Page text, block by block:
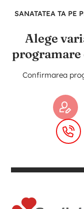
SANATATEA TA PE
Alege
Confirmarea